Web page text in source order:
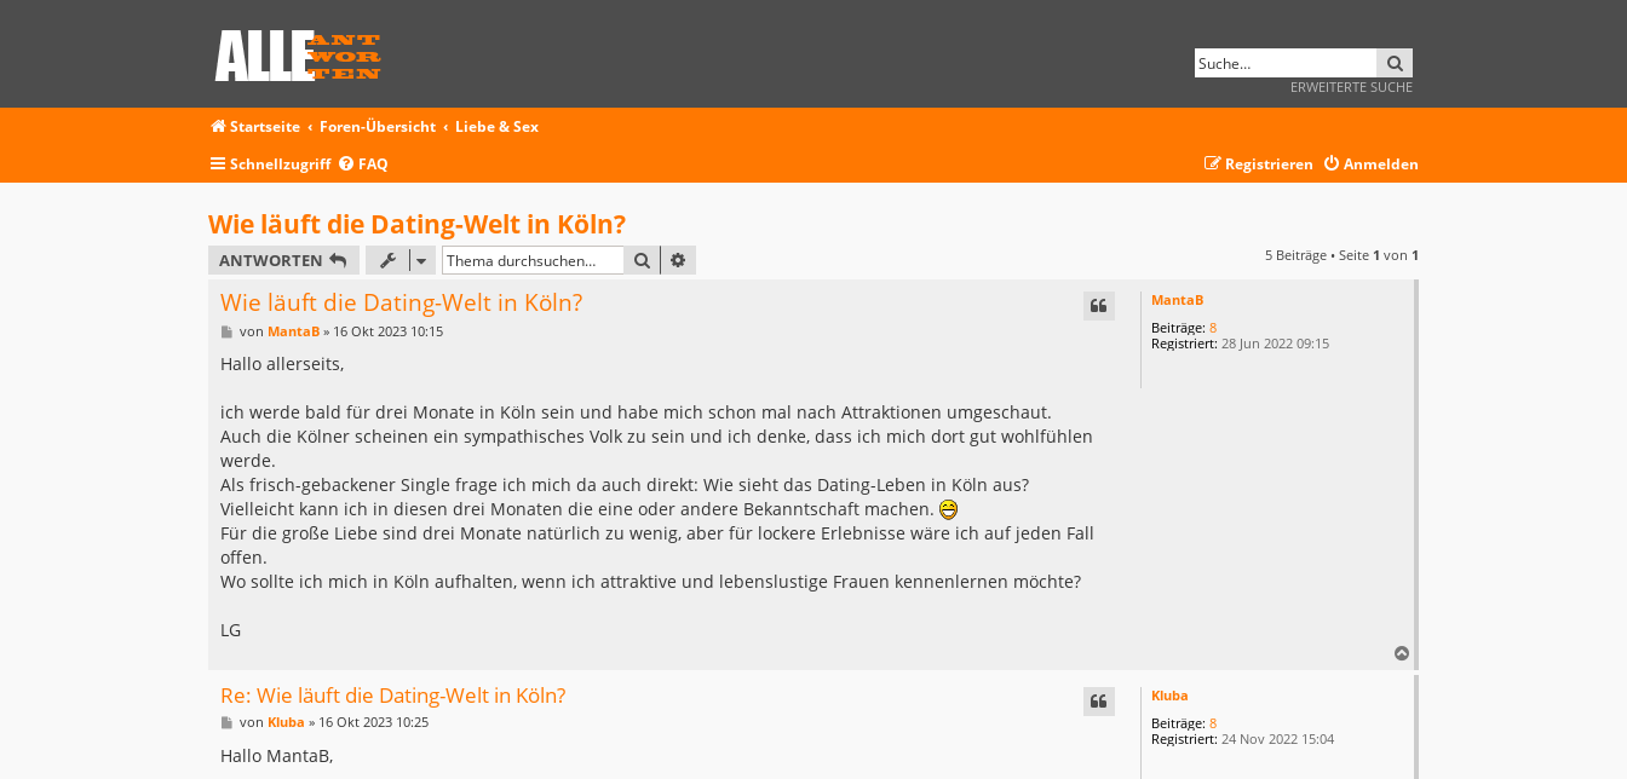
ERWEITERTE SUCHE
Startseite Foren-Übersicht
Liebe & Sex
Schnellzugriff
FAQ Anmelden
Registrieren
Wie läuft die Dating-Welt in Köln?
ANTWORTEN SUCHE 5 Beiträge • Seite 1 von 1
MantaB
Beiträge: 8
Registriert: 28 Jun 2022 09:15
Wie läuft die Dating-Welt in Köln?
B
i
a
g
von MantaB» 16 Okt 2023 10:15
Hallo allerseits,
ich werde bald für drei Monate in Köln sein und habe mich schon mal nach Attraktionen umgeschaut.
Auch die Kölner scheinen ein sympathisches Volk zu sein und ich denke, dass ich mich dort gut wohlfühlen
werde.
Als frisch-gebackener Single frage ich mich da auch direkt: Wie sieht das Dating-Leben in Köln aus?
Vielleicht kann ich in diesen drei Monaten die eine oder andere Bekanntschaft machen.
Für die große Liebe sind drei Monate natürlich zu wenig, aber für lockere Erlebnisse wäre ich auf jeden Fall
offen.
Wo sollte ich mich in Köln aufhalten, wenn ich attraktive und lebenslustige Frauen kennenlernen möchte?
LG
a
Kluba
Beiträge: 8
Registriert: 24 Nov 2022 15:04
Re: Wie läuft die Dating-Welt in Köln?
B
i
t
von Kluba » 16 Okt 2023 10:25
Hallo MantaB,